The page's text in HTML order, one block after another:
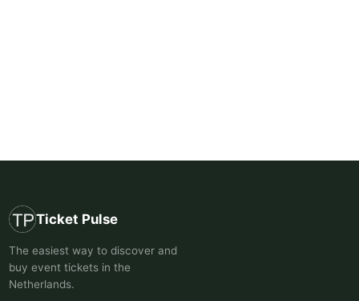
Ticket Pulse
The easiest way to discover and
buy event tickets in the
Netherlands.